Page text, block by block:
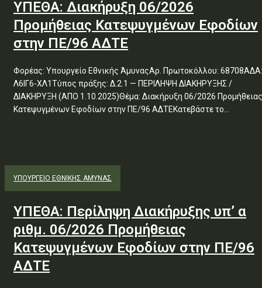
ΥΠΕΘΑ: Διακήρυξη 06/2026
Προμήθειας Κατεψυγμένων Εφοδίων
στην ΠΕ/96 ΑΔΤΕ
Φορέας: Υπουργείο Εθνικής ΆμυναςΑρ. Πρωτοκόλλου: 68708ΑΔΑ:
Λ6ΙΓ6-ΧΛ1Τύπος πράξης: Δ.2.1 — ΠΕΡΙΛΗΨΗ ΔΙΑΚΗΡΥΞΗΣ /
ΔΙΑΚΗΡΥΞΗ (ΑΠΟ 1.10.2025)Θέμα: Διακήρυξη 06/2026 Προμήθειας
Κατεψυγμένων Εφοδίων στην ΠΕ/96 ΑΔΤΕΚατεβάστε το...
ΥΠΟΥΡΓΕΊΟ ΕΘΝΙΚΉΣ ΆΜΥΝΑΣ
ΥΠΕΘΑ: Περίληψη Διακήρυξης υπ’ α
ριθμ. 06/2026 Προμήθειας
Κατεψυγμένων Εφοδίων στην ΠΕ/96
ΑΔΤΕ